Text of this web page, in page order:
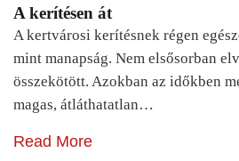
A kerítésen át
A kertvárosi kerítésnek régen
mint manapság. Nem elsősorban
összekötött. Azokban az időkben
magas, átláthatatlan…
Read More